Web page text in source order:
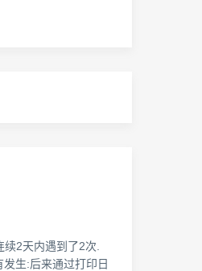
2天内遇到了2次.
生:后来通过打印日